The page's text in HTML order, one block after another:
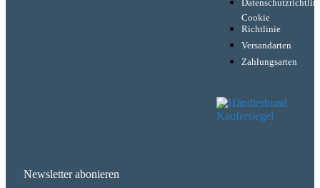
Cookie
Richtlinie
Versandarten
Zahlungsarten
Newsletter abonieren